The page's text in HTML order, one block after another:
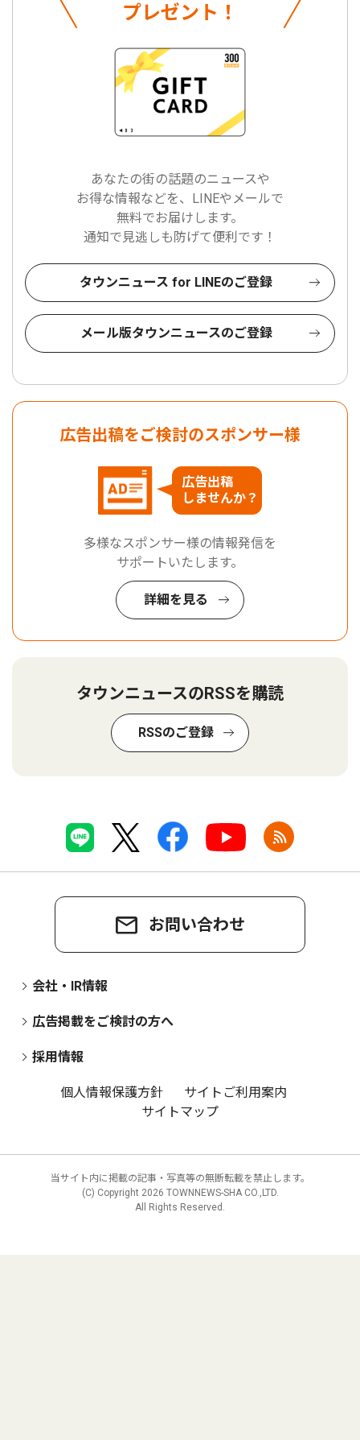
プレゼント！
あなたの街の話題のニュースや
お得な情報などを、LINEやメールで
無料でお届けします。
通知で見逃しも防げて便利です！
タウンニュース for LINEのご登録
メール版タウンニュースのご登録
広告出稿をご検討のスポンサー様
広告出稿
しませんか？
多様なスポンサー様の情報発信を
サポートいたします。
詳細を見る
タウンニュースのRSSを購読
RSSのご登録
お問い合わせ
会社・IR情報
広告掲載をご検討の方へ
採用情報
個人情報保護方針
サイトご利用案内
サイトマップ
当サイト内に掲載の記事・写真等の無断転載を禁止します。
(C) Copyright 2026 TOWNNEWS-SHA CO.,LTD.
All Rights Reserved.